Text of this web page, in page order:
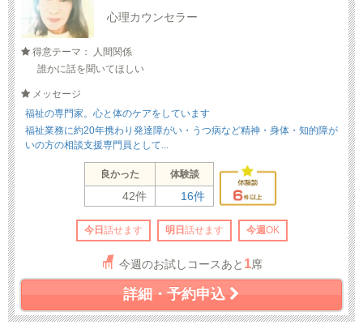
心理カウンセラー
得意テーマ： 人間関係
誰かに話を聞いてほしい
メッセージ
福祉の専門家。心と体のケアをしています
福祉業務に約20年携わり発達障がい・うつ病など精神・身体・知的障が
いの方の相談支援専門員として...
良かった 体験談
42件 16件
今日 話せます 明日 話せます 今週OK
今週のお試しコースあと 1席
詳細・予約申込